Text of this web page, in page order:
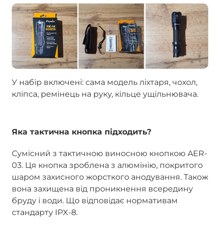
У набір включені: сама модель ліхтаря, чохол,
кліпса, ремінець на руку, кільце ущільнювача.
Яка тактична кнопка підходить?
Сумісний з тактичною виносною кнопкою AER-
03. Ця кнопка зроблена з алюмінію, покритого
шаром захисного жорсткого анодування. Також
вона захищена від проникнення всередину
бруду і води. Що відповідає нормативам
стандарту IPX-8.